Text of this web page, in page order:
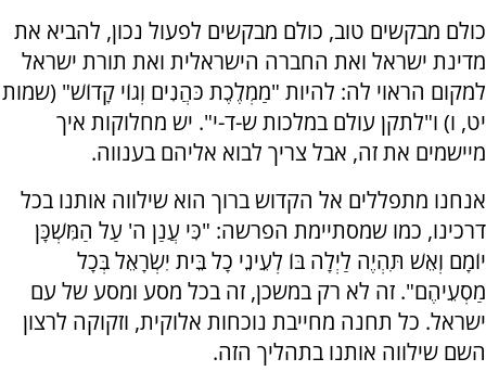
כולם מבקשים טוב, כולם מבקשים לפעול נכון, להביא את
מדינת ישראל ואת החברה הישראלית ואת תורת ישראל
למקום הראוי לה: להיות "מַמְלֶכֶת כֹּהֲנִים וְגוֹי קָדוֹשׁ" (שמות
יט, ו) ו"לתקן עולם במלכות ש-ד-י". יש מחלוקות איך
מיישמים את זה, אבל צריך לבוא אליהם בענווה.
אנחנו מתפללים אל הקדוש ברוך הוא שילווה אותנו בכל
דרכינו, כמו שמסתיימת הפרשה: "כִּי עֲנַן ה' עַל הַמִּשְׁכָּן
יוֹמָם וְאֵשׁ תִּהְיֶה לַיְלָה בּוֹ לְעֵינֵי כָל בֵּית יִשְׂרָאֵל בְּכָל
מַסְעֵיהֶם". זה לא רק במשכן, זה בכל מסע ומסע של עם
ישראל. כל תחנה מחייבת נוכחות אלוקית, וזקוקה לרצון
השם שילווה אותנו בתהליך הזה.